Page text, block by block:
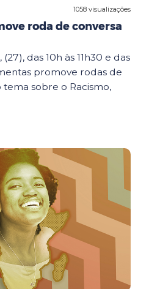
1058 visualizações
roda de conversa
das 10h às 11h30 e das
promove rodas de
sobre o Racismo,